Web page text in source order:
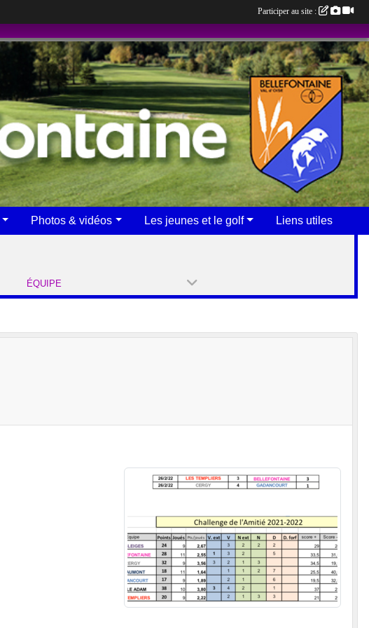
Photos & vidéos Les jeunes et le golf Liens utiles
ÉQUIPE
Participer au site :